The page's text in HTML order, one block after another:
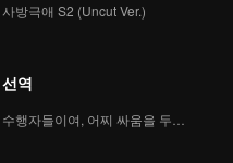
사방극애 S2 (Uncut Ver.)
선역